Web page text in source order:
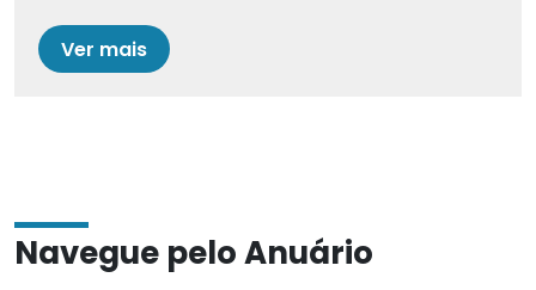
Ver mais
Navegue pelo Anuário